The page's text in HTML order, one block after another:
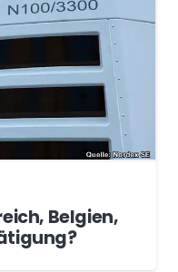
Belgien,